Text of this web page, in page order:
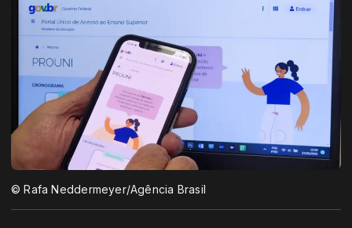
© Rafa Neddermeyer/Agência Brasil